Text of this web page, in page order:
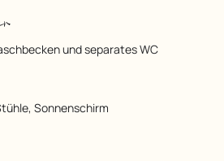
und separates WC
Sonnenschirm